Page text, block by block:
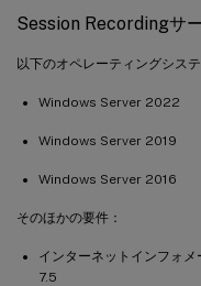
Session Recordingサ
以下のオペレーティングシス
Windows Server 2022
Windows Server 2019
Windows Server 2016
そのほかの要件：
インターネットインフォ
7.5